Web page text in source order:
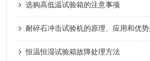
选购高低温试验箱的注意事项
耐碎石冲击试验机的原理、应用和优
恒温恒湿试验箱故障处理方法